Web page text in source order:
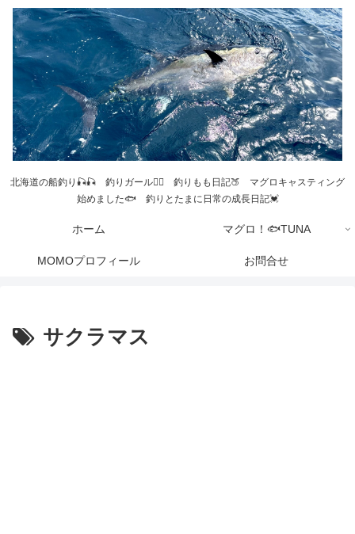
北海道の船釣り🎣🎣 釣りガール💁‍♀️ 釣りもも日記🍑 マグロキャスティング
始めました🐟 釣りとたまに日常の成長日記💓
ホーム マグロ！🐟TUNA
MOMOプロフィール お問合せ
サクラマス